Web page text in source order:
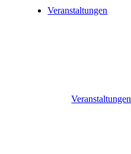
Veranstaltungen
Veranstaltungen